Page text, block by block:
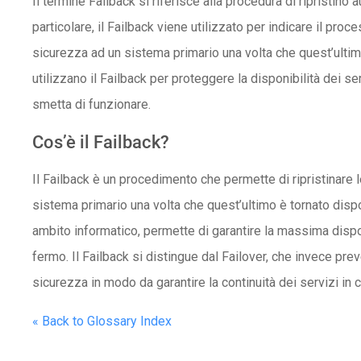
particolare, il Failback viene utilizzato per indicare il
sicurezza ad un sistema primario una volta che
utilizzano il Failback per proteggere la disponibilità dei
smetta di funzionare.
Cos’è il Failback?
Il Failback è un procedimento che permette di
sistema primario una volta che quest’ultimo è tornato
ambito informatico, permette di garantire la massima
fermo. Il Failback si distingue dal Failover, che invece
sicurezza in modo da garantire la continuità dei servizi in
« Back to Glossary Index